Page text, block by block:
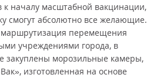
к началу масштабной вакцинации,
смогут абсолютно все желающие.
маршрутизация перемещения
учреждениями города, в
закуплены морозильные камеры,
изготовленная на основе